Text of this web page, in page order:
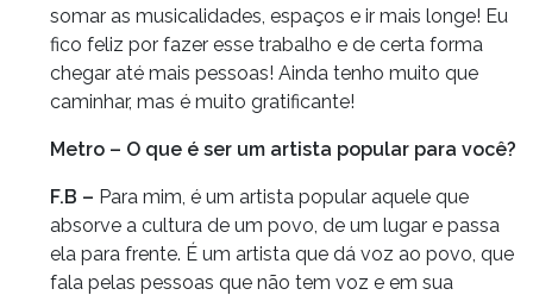
somar as musicalidades, espaços e ir mais longe! Eu
fico feliz por fazer esse trabalho e de certa forma
chegar até mais pessoas! Ainda tenho muito que
caminhar, mas é muito gratificante!
Metro – O que é ser um artista popular para você?
F.B – Para mim, é um artista popular aquele que
absorve a cultura de um povo, de um lugar e passa
ela para frente. É um artista que dá voz ao povo, que
fala pelas pessoas que não tem voz e em sua